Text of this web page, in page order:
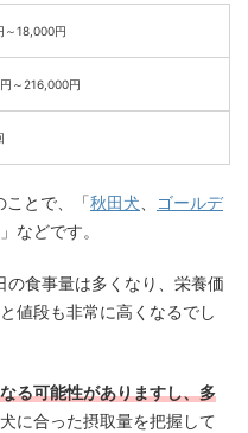
～18,000円
～216,000円
ことで、「秋田犬
ゴールデ
」などです。
の食事量は多くなり、栄養価
値段も非常に高くなるでし
る可能性がありますし、多
に合った摂取量を把握して